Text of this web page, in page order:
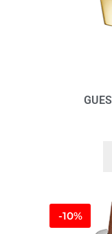
-10%